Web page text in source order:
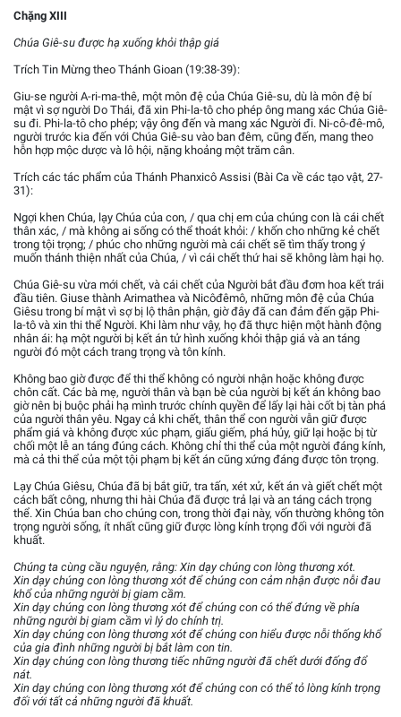
Chặng XIII
Chúa Giê-su được hạ xuống khỏi thập giá
Trích Tin Mừng theo Thánh Gioan (19:38-39):
Giu-se người A-ri-ma-thê, một môn đệ của Chúa Giê-su, dù là môn đệ bí
mật vì sợ người Do Thái, đã xin Phi-la-tô cho phép ông mang xác Chúa Giê-
su đi. Phi-la-tô cho phép; vậy ông đến và mang xác Người đi. Ni-cô-đê-mô,
người trước kia đến với Chúa Giê-su vào ban đêm, cũng đến, mang theo
hỗn hợp mộc dược và lô hội, nặng khoảng một trăm cân.
Trích các tác phẩm của Thánh Phanxicô Assisi (Bài Ca về các tạo vật, 27-
31):
Ngợi khen Chúa, lạy Chúa của con, / qua chị em của chúng con là cái chết
thân xác, / mà không ai sống có thể thoát khỏi: / khốn cho những kẻ chết
trong tội trọng; / phúc cho những người mà cái chết sẽ tìm thấy trong ý
muốn thánh thiện nhất của Chúa, / vì cái chết thứ hai sẽ không làm hại họ.
Chúa Giê-su vừa mới chết, và cái chết của Người bắt đầu đơm hoa kết trái
đầu tiên. Giuse thành Arimathea và Nicôđêmô, những môn đệ của Chúa
Giêsu trong bí mật vì sợ bị lộ thân phận, giờ đây đã can đảm đến gặp Phi-
la-tô và xin thi thể Người. Khi làm như vậy, họ đã thực hiện một hành động
nhân ái: hạ một người bị kết án tử hình xuống khỏi thập giá và an táng
người đó một cách trang trọng và tôn kính.
Không bao giờ được để thi thể không có người nhận hoặc không được
chôn cất. Các bà mẹ, người thân và bạn bè của người bị kết án không bao
giờ nên bị buộc phải hạ mình trước chính quyền để lấy lại hài cốt bị tàn phá
của người thân yêu. Ngay cả khi chết, thân thể con người vẫn giữ được
phẩm giá và không được xúc phạm, giấu giếm, phá hủy, giữ lại hoặc bị từ
chối một lễ an táng đúng cách. Không chỉ thi thể của một người đáng kính,
mà cả thi thể của một tội phạm bị kết án cũng xứng đáng được tôn trọng.
Lạy Chúa Giêsu, Chúa đã bị bắt giữ, tra tấn, xét xử, kết án và giết chết một
cách bất công, nhưng thi hài Chúa đã được trả lại và an táng cách trọng
thể. Xin Chúa ban cho chúng con, trong thời đại này, vốn thường không tôn
trọng người sống, ít nhất cũng giữ được lòng kính trọng đối với người đã
khuất.
Chúng ta cùng cầu nguyện, rằng: Xin dạy chúng con lòng thương xót.
Xin dạy chúng con lòng thương xót để chúng con cảm nhận được nỗi đau
khổ của những người bị giam cầm.
Xin dạy chúng con lòng thương xót để chúng con có thể đứng về phía
những người bị giam cầm vì lý do chính trị.
Xin dạy chúng con lòng thương xót để chúng con hiểu được nỗi thống khổ
của gia đình những người bị bắt làm con tin.
Xin dạy chúng con lòng thương tiếc những người đã chết dưới đống đổ
nát.
Xin dạy chúng con lòng thương xót để chúng con có thể tỏ lòng kính trọng
đối với tất cả những người đã khuất.